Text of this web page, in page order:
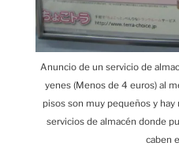
Anuncio de un servicio de
yenes (Menos de 4 euros) al
pisos son muy pequeños y
servicios de almacén donde
caben